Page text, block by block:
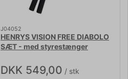
J04052
HENRYS VISION FREE DIABOLO
SÆT - med styrestænger
DKK 549,00 / stk